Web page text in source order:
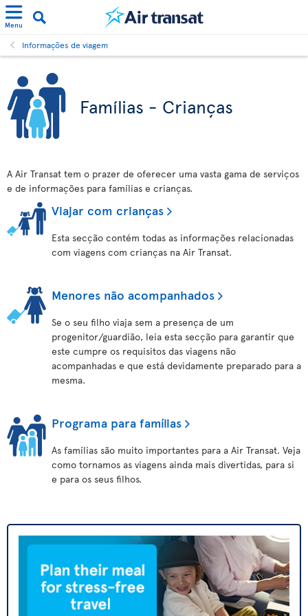
Menu
Informações de viagem
Famílias - Crianças
A Air Transat tem o prazer de oferecer uma vasta gama de serviços
e de informações para famílias e crianças.
Viajar com crianças
Esta secção contém todas as informações relacionadas
com viagens com crianças na Air Transat.
Menores não acompanhados
Se o seu filho viaja sem a presença de um
progenitor/guardião, leia esta secção para garantir que
este cumpre os requisitos das viagens não
acompanhadas e que está devidamente preparado para a
mesma.
Programa para famílias
As famílias são muito importantes para a Air Transat. Veja
como tornamos as viagens ainda mais divertidas, para si
e para os seus filhos.